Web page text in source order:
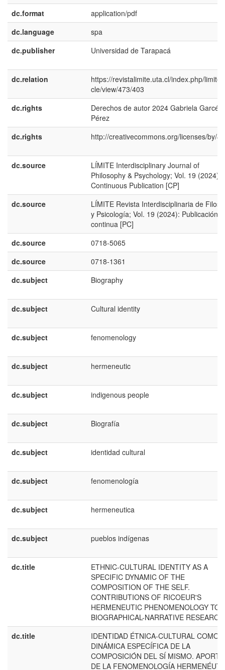
dc.format
application/pdf
dc.language
spa
dc.publisher
Universidad de Tarapacá
dc.relation
https://revistalimite.uta.cl/index.php/limite/
cle/view/473/403
dc.rights
Derechos de autor 2024 Gabriela Garcés
Pérez
dc.rights
http://creativecommons.org/licenses/by/
dc.source
LÍMITE Interdisciplinary Journal of
Philosophy & Psychology; Vol. 19 (2024):
Continuous Publication [CP]
dc.source
LÍMITE Revista Interdisciplinaria de
y Psicología; Vol. 19 (2024): Publicación
continua [PC]
dc.source
0718-5065
dc.source
0718-1361
dc.subject
Biography
dc.subject Cultural identity
dc.subject fenomenology
dc.subject hermeneutic
dc.subject indigenous people
dc.subject Biografía
dc.subject identidad cultural
dc.subject fenomenología
dc.subject hermeneutica
dc.subject pueblos indígenas
dc.title
ETHNIC-CULTURAL IDENTITY AS A
SPECIFIC DYNAMIC OF THE
COMPOSITION OF THE SELF.
CONTRIBUTIONS OF RICOEUR'S
HERMENEUTIC PHENOMENOLOGY TO
BIOGRAPHICAL-NARRATIVE RESEARCH
dc.title
IDENTIDAD ÉTNICA-CULTURAL COMO
DINÁMICA ESPECÍFICA DE LA
COMPOSICIÓN DEL SÍ MISMO.
DE LA FENOMENOLOGÍA